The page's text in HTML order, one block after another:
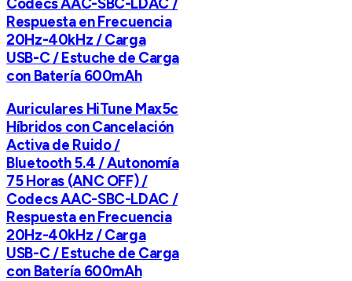
Respuesta en Frecuencia
20Hz-40kHz / Carga
USB-C / Estuche de Carga
con Batería 600mAh
Auriculares HiTune Max5c
Híbridos con Cancelación
Activa de Ruido /
Bluetooth 5.4 / Autonomía
75 Horas (ANC OFF) /
Codecs AAC-SBC-LDAC /
Respuesta en Frecuencia
20Hz-40kHz / Carga
USB-C / Estuche de Carga
con Batería 600mAh